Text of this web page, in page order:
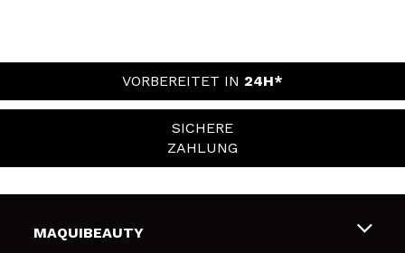
VORBEREITET IN 24H*
SICHERE
ZAHLUNG
MAQUIBEAUTY